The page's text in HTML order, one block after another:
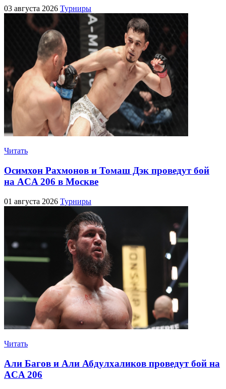
03 августа 2026 Турниры
Читать
Осимхон Рахмонов и Томаш Дэк проведут бой
на ACA 206 в Москве
01 августа 2026 Турниры
Читать
Али Багов и Али Абдулхаликов проведут бой на
ACA 206